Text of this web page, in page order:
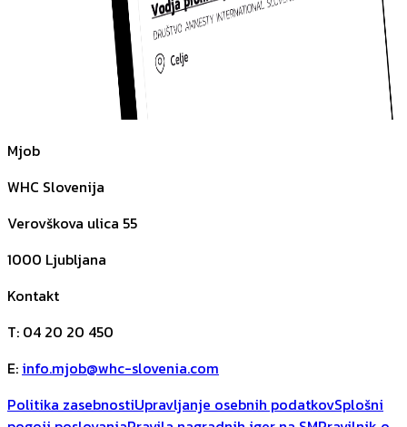
Mjob
WHC Slovenija
Verovškova ulica 55
1000 Ljubljana
Kontakt
T: 04 20 20 450
E: info.mjob@whc-slovenia.com
Politika zasebnostiUpravljanje osebnih podatkovSplošni